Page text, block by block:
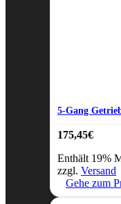
5-Gang
175,45€
Enthält 19%
zzgl. Versand
Gehe zum